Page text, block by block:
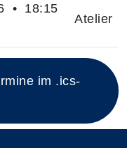
diesen Kurs
• 18:15
Atelier
im .ics-